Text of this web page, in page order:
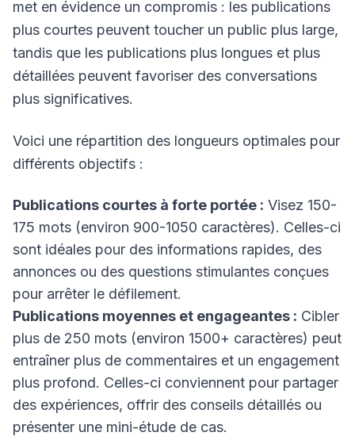
met en évidence un compromis : les publications
plus courtes peuvent toucher un public plus large,
tandis que les publications plus longues et plus
détaillées peuvent favoriser des conversations
plus significatives.
Voici une répartition des longueurs optimales pour
différents objectifs :
Publications courtes à forte portée : Visez 150-
175 mots (environ 900-1050 caractères). Celles-ci
sont idéales pour des informations rapides, des
annonces ou des questions stimulantes conçues
pour arrêter le défilement.
Publications moyennes et engageantes : Cibler
plus de 250 mots (environ 1500+ caractères) peut
entraîner plus de commentaires et un engagement
plus profond. Celles-ci conviennent pour partager
des expériences, offrir des conseils détaillés ou
présenter une mini-étude de cas.